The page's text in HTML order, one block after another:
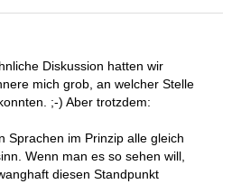
Diskussion hatten wir
mich grob, an welcher Stelle
;-) Aber trotzdem:
Sprachen im Prinzip alle gleich
Wenn man es so sehen will,
diesen Standpunkt